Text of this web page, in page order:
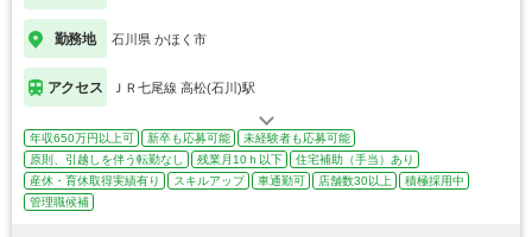
勤務地 石川県 かほく市
アクセス ＪＲ七尾線 高松(石川)駅
年収650万円以上可 新卒も応募可能
未経験者も応募可能
原則、引越しを伴う転勤なし
残業月10ｈ以下
住宅補助（手当）あり
産休・育休取得実績有り
スキルアップ 車通勤可 店舗数30以上
積極採用中
管理職候補